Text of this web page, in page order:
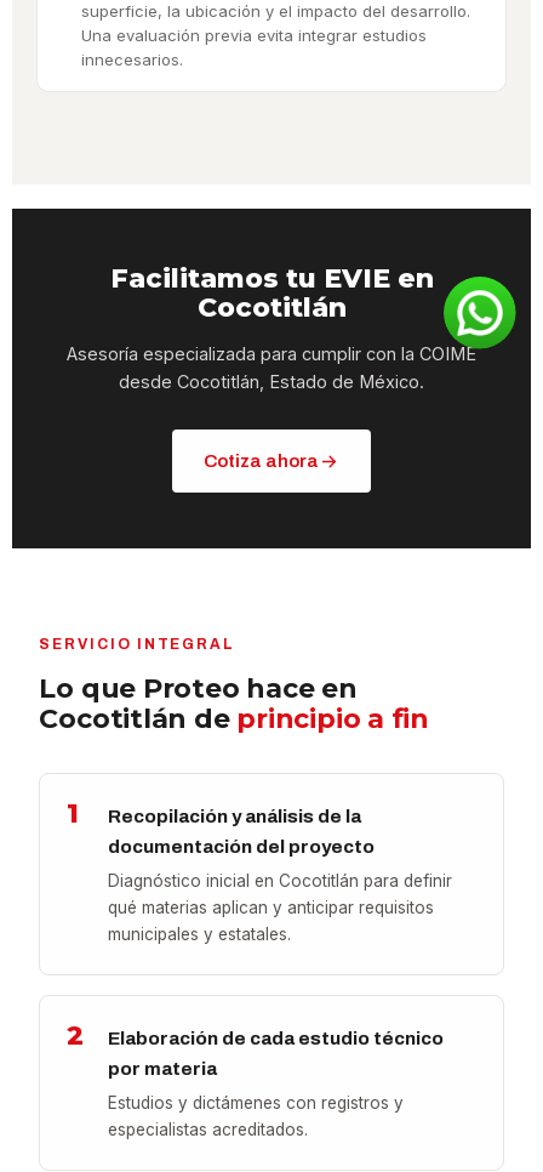
superficie, la ubicación y el impacto del desarrollo.
Una evaluación previa evita integrar estudios
innecesarios.
Facilitamos tu EVIE en
Cocotitlán
Asesoría especializada para cumplir con la COIME
desde Cocotitlán, Estado de México.
Cotiza ahora
SERVICIO INTEGRAL
Lo que Proteo hace en
Cocotitlán de principio a fin
1
Recopilación y análisis de la
documentación del proyecto
Diagnóstico inicial en Cocotitlán para definir
qué materias aplican y anticipar requisitos
municipales y estatales.
2
Elaboración de cada estudio técnico
por materia
Estudios y dictámenes con registros y
especialistas acreditados.